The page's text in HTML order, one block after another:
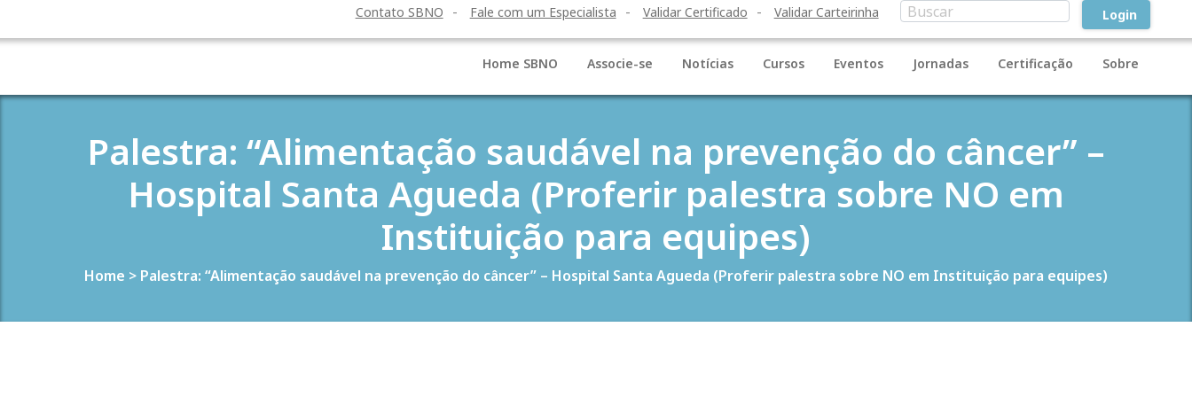
Contato SBNO Fale com um Especialista Validar Certificado Validar Carteirinha Login
Home SBNO Associe-se Notícias Cursos Eventos Jornadas Certificação Sobre
Palestra: “Alimentação saudável na prevenção do câncer” –
Hospital Santa Agueda (Proferir palestra sobre NO em
Instituição para equipes)
Home > Palestra: “Alimentação saudável na prevenção do câncer” – Hospital Santa Agueda (Proferir palestra sobre NO em Instituição para equipes)